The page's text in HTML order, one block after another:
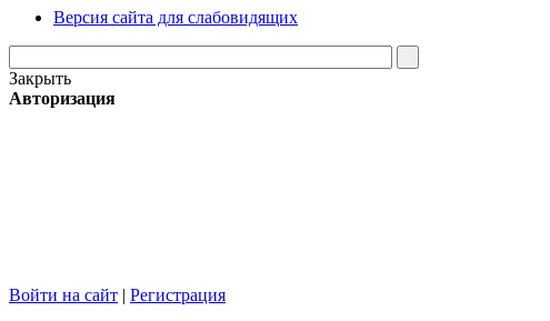
Версия сайта для слабовидящих
Закрыть
Авторизация
Войти на сайт | Регистрация